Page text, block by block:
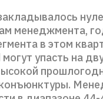
менеджмента,
в этом
упасть на